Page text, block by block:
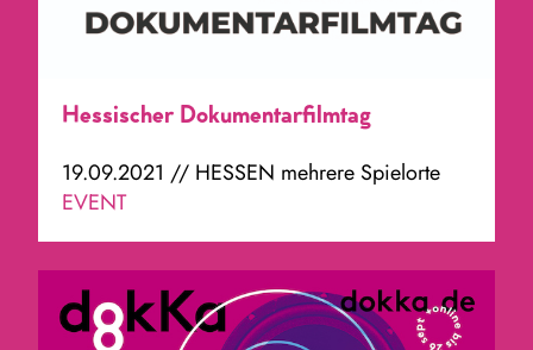
Hessischer Dokumentarfilmtag
19.09.2021 // HESSEN mehrere Spielorte
EVENT